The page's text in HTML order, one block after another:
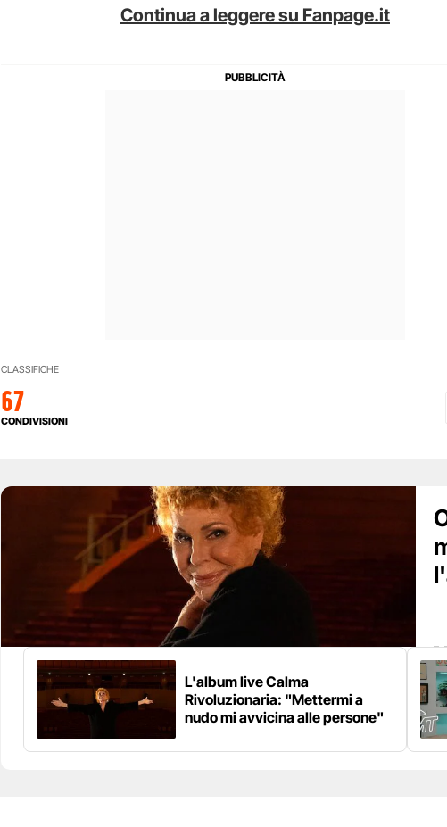
Continua a leggere su Fanpage.it
CLASSIFICHE
67
CONDIVISIONI
L'album live Calma
Rivoluzionaria: "Mettermi a
nudo mi avvicina alle persone"